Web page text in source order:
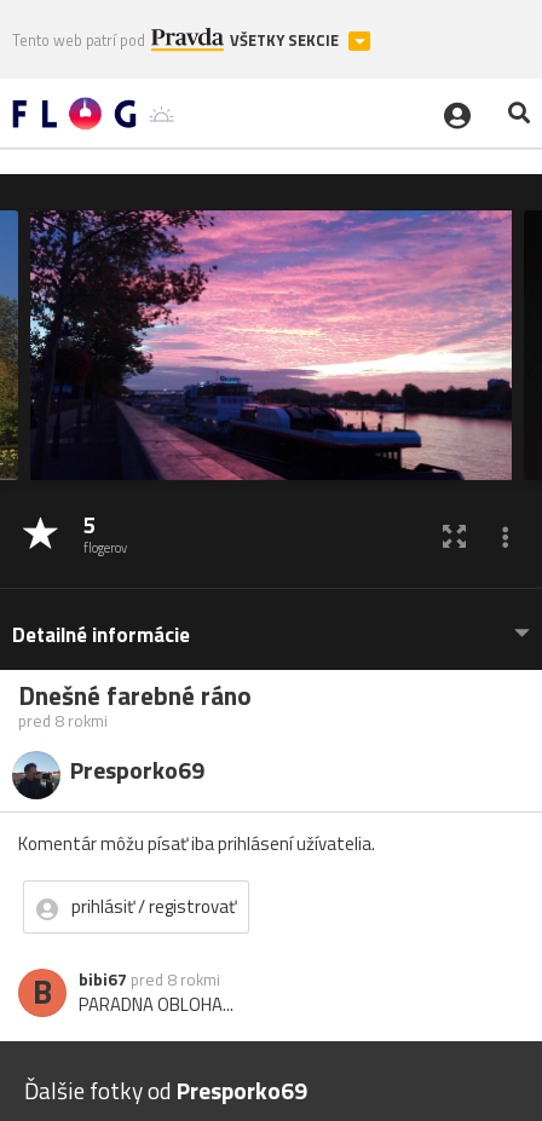
Tento web patrí pod VŠETKY SEKCIE
5
flogerov
Detailné informácie
Dnešné farebné ráno
pred 8 rokmi
Presporko69
Komentár môžu písať iba prihlásení užívatelia.
prihlásiť / registrovať
B bibi67 pred 8 rokmi
PARADNA OBLOHA...
Ďalšie fotky od Presporko69